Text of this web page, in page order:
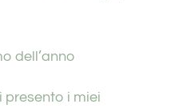
dell’anno
presento i miei